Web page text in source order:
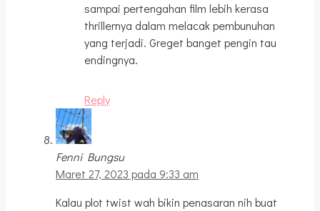
sampai pertengahan film lebih kerasa
thrillernya dalam melacak pembunuhan
yang terjadi. Greget banget pengin tau
endingnya.
Reply
Fenni Bungsu
Maret 27, 2023 pada 9:33 am
Kalau plot twist wah bikin penasaran nih buat